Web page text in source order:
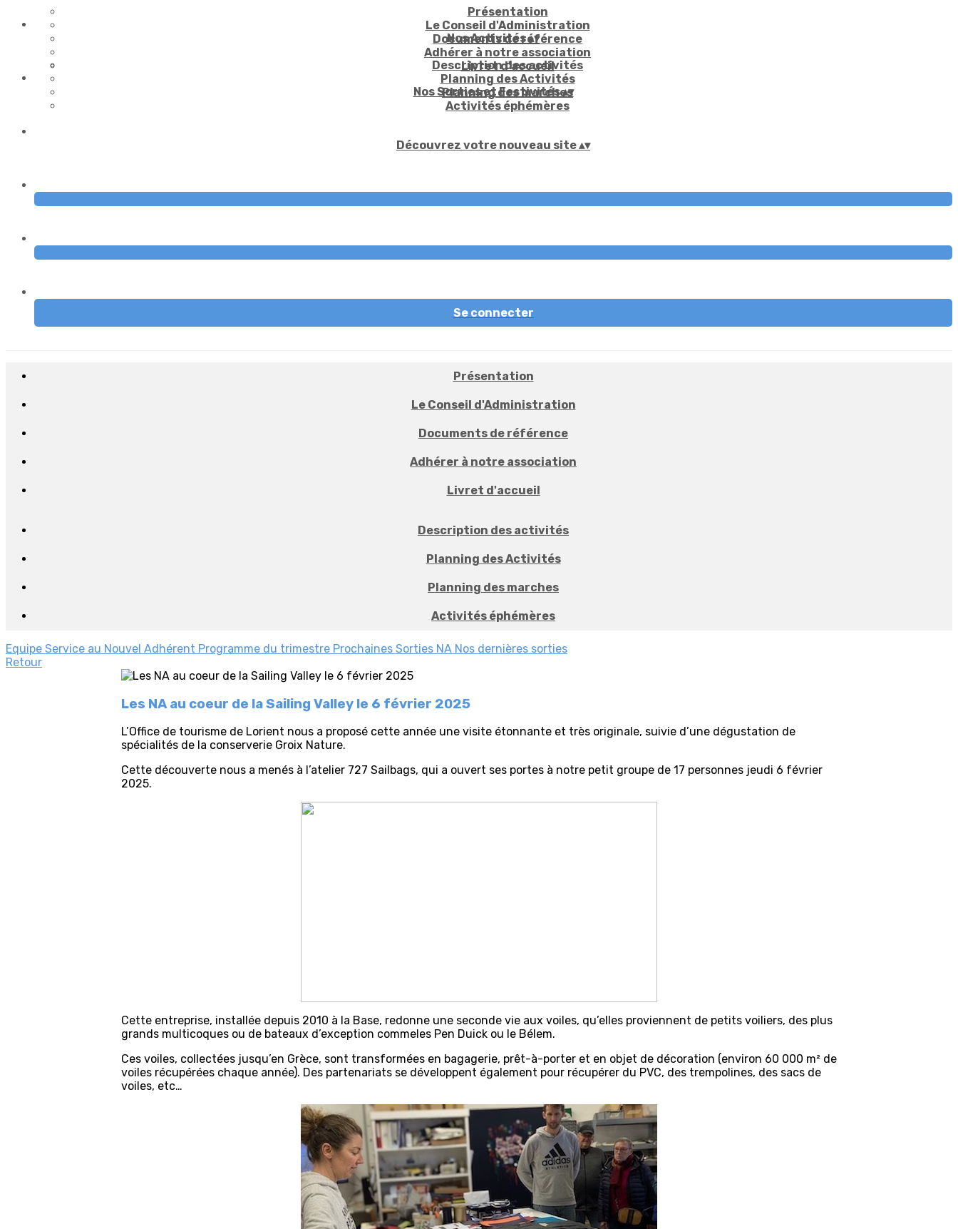
Présentation
Le Conseil d'Administration
Documents de référence
Adhérer à notre association
Livret d'accueil
Nos Activités▴▾
Description des activités
Planning des Activités
Planning des marches
Activités éphémères
Nos Sorties et Festivités▴▾
Découvrez votre nouveau site▴▾
Se connecter
Présentation
Le Conseil d'Administration
Documents de référence
Adhérer à notre association
Livret d'accueil
Description des activités
Planning des Activités
Planning des marches
Activités éphémères
Equipe Service au Nouvel Adhérent Programme du trimestre Prochaines Sorties NA Nos dernières sorties
Retour
Les NA au coeur de la Sailing Valley le 6 février 2025
L’Office de tourisme de Lorient nous a proposé cette année une visite étonnante et très originale, suivie d’une dégustation de
spécialités de la conserverie Groix Nature.
Cette découverte nous a menés à l’atelier 727 Sailbags, qui a ouvert ses portes à notre petit groupe de 17 personnes jeudi 6 février
2025.
Cette entreprise, installée depuis 2010 à la Base, redonne une seconde vie aux voiles, qu’elles proviennent de petits voiliers, des plus
grands multicoques ou de bateaux d’exception commeles Pen Duick ou le Bélem.
Ces voiles, collectées jusqu’en Grèce, sont transformées en bagagerie, prêt-à-porter et en objet de décoration (environ 60 000 m² de
voiles récupérées chaque année). Des partenariats se développent également pour récupérer du PVC, des trempolines, des sacs de
voiles, etc…